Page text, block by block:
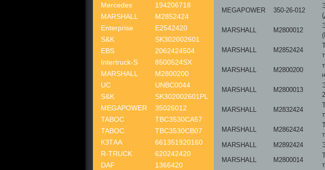
Mercedes
194206718
MARSHALL
M2852424
Enterprise
E2542420
S&K
SK302002601
EBS
2062424504
Intertruck-S
8500524SX
MARSHALL
M2800200
UC
UNBC0044
S&K
SK302002601PL
MEGAPOWER
35026012
TABOC
TBC3530CA57
TABOC
TBC3530CB07
КЗТАА
661351920160
R-TRUCK
620242420
DAF
1366420
MEGAPOWER
350-26-012
MARSHALL M2800012
MARSHALL M2852424
MARSHALL M2800200
MARSHALL M2800013
MARSHALL M2832424
MARSHALL M2862424
MARSHALL M2892424
MARSHALL
M2800014